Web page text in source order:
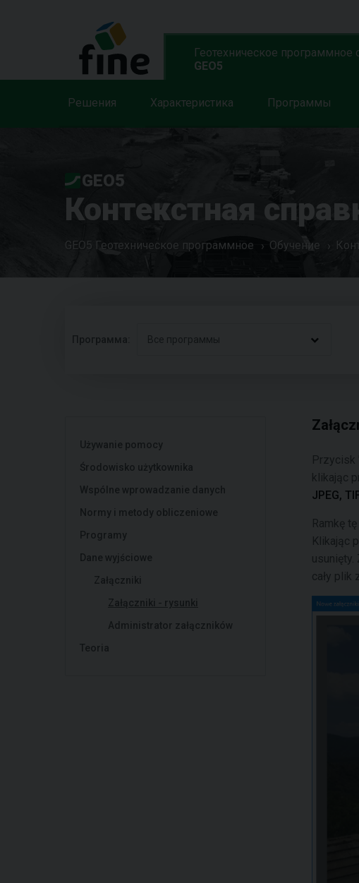
Геотехническое программное
GEO5
Решения Характеристика Программы
GEO5
Контекстная
GEO5 Геотехническое программное Обучение
Программа: Все программы
Używanie pomocy
Środowisko użytkownika
Wspólne wprowadzanie danych
Normy i metody obliczeniowe
Programy
Dane wyjściowe
Załączniki
Załączniki - rysunki
Administrator załączników
Teoria
Przycisk
klikając
JPEG,
Ramkę
Klikając
cały plik